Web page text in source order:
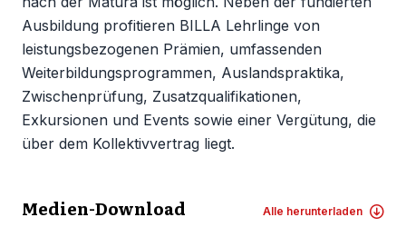
Ausbildung profitieren BILLA Lehrlinge von
leistungsbezogenen Prämien, umfassenden
Weiterbildungsprogrammen, Auslandspraktika,
Zwischenprüfung, Zusatzqualifikationen,
Exkursionen und Events sowie einer Vergütung, die
über dem Kollektivvertrag liegt.
Medien-Download Alle herunterladen